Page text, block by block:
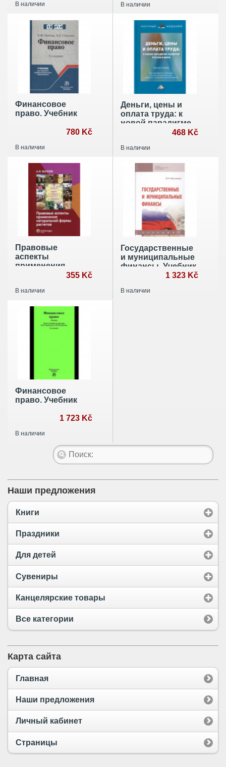
В наличии В наличии
Финансовое
право. Учебник
780 Kč
В наличии
Деньги, цены и
оплата труда: к
новой парадигме
развития России и
468 Kč
В наличии
Правовые
аспекты
применения
натуральной355 Kč
В наличии
Государственные
и муниципальные
финансы. Учебник
1 323 Kč
В наличии
Финансовое
право. Учебник
1 723 Kč
В наличии
Наши предложения
Книги
Праздники
Для детей
Сувениры
Канцелярские товары
Все категории
Карта сайта
Главная
Наши предложения
Личный кабинет
Страницы